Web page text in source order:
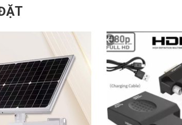
Đăng ký tư vấn trực tiếp 24/7:0916946122